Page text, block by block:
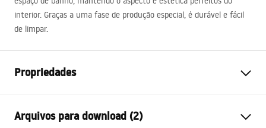
interior. Graças a uma fase de produção especial, é durável e fácil
de limpar.
Propriedades
Método de instalação
De bancada
Arquivos para download (2)